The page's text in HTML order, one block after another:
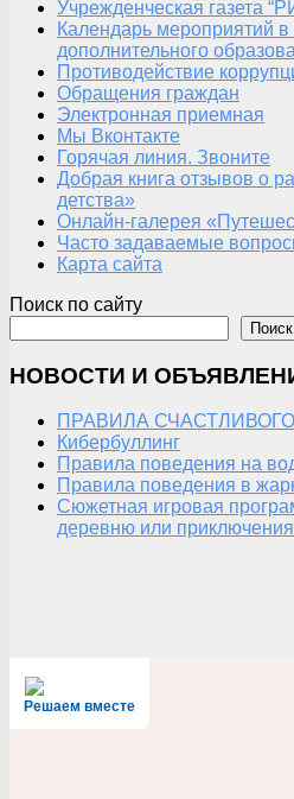
Учрежденческая газета
Календарь мероприятий
дополнительного
Противодействие
Обращения граждан
Электронная приемная
Мы Вконтакте
Горячая линия. Звоните
Добрая книга отзывов о
детства»
Онлайн-галерея
Часто задаваемые
Карта сайта
Поиск по сайту
Поиск
НОВОСТИ И
ПРАВИЛА
Кибербуллинг
Правила поведения на
Правила поведения в
Сюжетная игровая
деревню или
Решаем вместе